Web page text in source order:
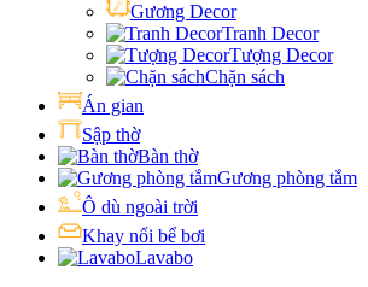
Gương Decor
Tranh Decor
Tượng Decor
Chặn sách
Án gian
Sập thờ
Bàn thờ
Gương phòng tắm
Ô dù ngoài trời
Khay nổi bể bơi
Lavabo